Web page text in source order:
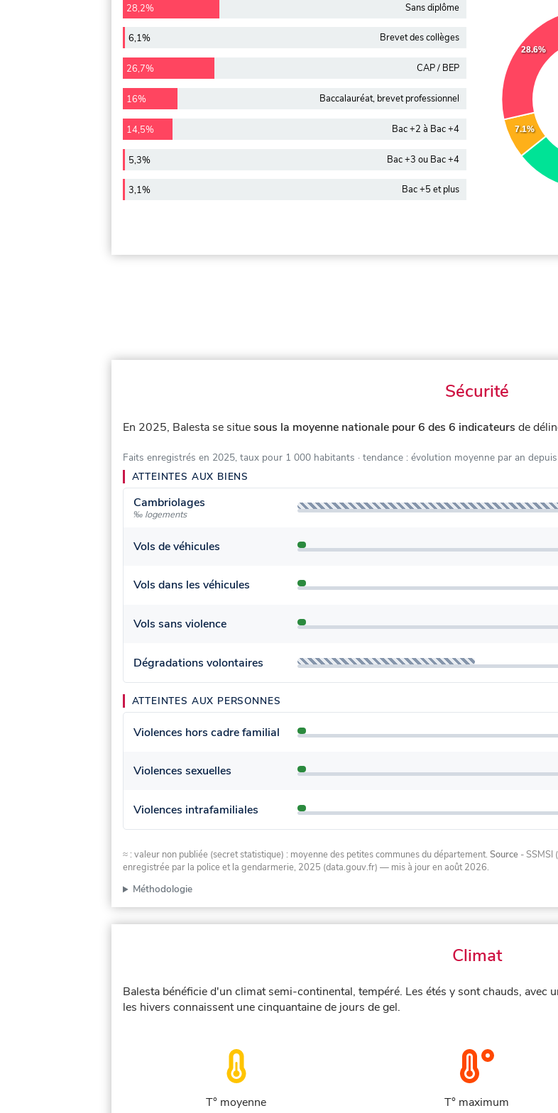
28,2% Sans diplôme
6,1% Brevet des collèges
26,7% CAP / BEP
16% Baccalauréat, brevet professionnel
14,5% Bac +2 à Bac +4
5,3% Bac +3 ou Bac +4
3,1% Bac +5 et plus
7.1%
28.6%
Sécurité
En 2025, Balesta se situesous la moyenne nationale pour 6 des 6 indicateurs de
Faits enregistrés en 2025, taux pour 1 000 habitants · tendance : évolution moyenne par an
ATTEINTES AUX BIENS
Cambriolages
‰ logements
Vols de véhicules
Vols dans les véhicules
Vols sans violence
Dégradations volontaires
ATTEINTES AUX PERSONNES
Violences hors cadre familial
Violences sexuelles
Violences intrafamiliales
≈ : valeur non publiée (secret statistique) : moyenne des petites communes du département. Source - SSMSI
enregistrée par la police et la gendarmerie, 2025 (data.gouv.fr) — mis à jour en août 2026.
Méthodologie
Climat
Balesta bénéficie d'un climat semi-continental, tempéré. Les étés y sont chauds, avec
les hivers connaissent une cinquantaine de jours de gel.
T° moyenne
T° maximum